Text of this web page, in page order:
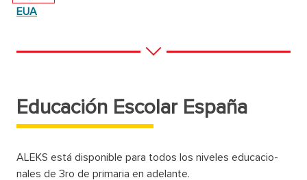
EUA
Educación Escolar España
ALEKS está disponible para todos los niveles educacio­
nales de 3ro de primaria en adelante.